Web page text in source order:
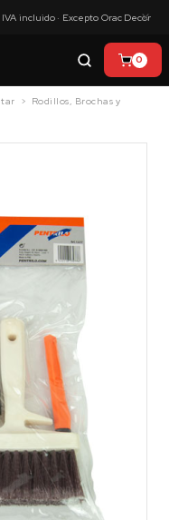
incluido · Excepto Orac Decor
×
0
Rodillos, Brochas y